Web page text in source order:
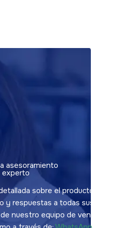
asesoramiento
experto
sobre el producto,
y respuestas a todas sus
nuestro equipo de ventas.